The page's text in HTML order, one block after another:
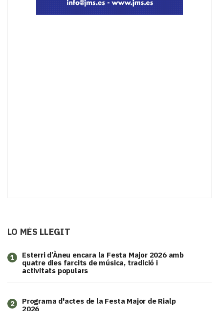
LO MÉS LLEGIT
1
Esterri d’Àneu encara la Festa Major 2026 amb
quatre dies farcits de música, tradició i
activitats populars
2
Programa d'actes de la Festa Major de Rialp
2026